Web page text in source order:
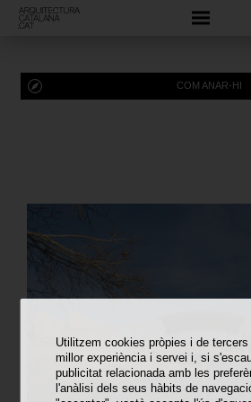
Utilitzem cookies pròpies i de tercers
millor experiència i servei i, si
publicitat relacionada amb les
l'anàlisi dels seus hàbits de
COM ANAR-HI